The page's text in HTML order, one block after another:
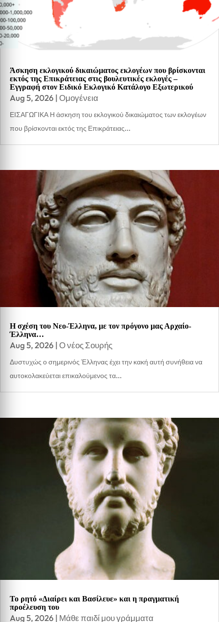
Άσκηση εκλογικού δικαιώματος εκλογέων που βρίσκονται
εκτός της Επικράτειας στις βουλευτικές εκλογές –
Εγγραφή στον Ειδικό Εκλογικό Κατάλογο Εξωτερικού
Aug 5, 2026 |Ομογένεια
ΕΙΣΑΓΩΓΙΚΑ Η άσκηση του εκλογικού δικαιώματος των εκλογέων
που βρίσκονται εκτός της Επικράτειας...
Η σχέση του Νεο-Έλληνα, με τον πρόγονο μας Αρχαίο-
Έλληνα…
Aug 5, 2026 |Ο νέος Σουρής
Δυστυχώς ο σημερινός Έλληνας έχει την κακή αυτή συνήθεια να
αυτοκολακεύεται επικαλούμενος τα...
Το ρητό «Διαίρει και Βασίλευε» και η πραγματική
προέλευση του
Aug 5, 2026 | Μάθε παιδί μου γράμματα